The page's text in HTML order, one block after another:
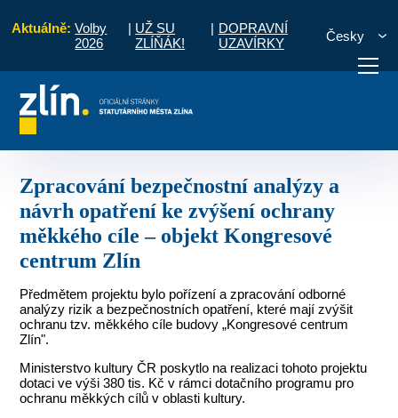
Aktuálně: Volby
2026
| UŽ SU
ZLÍŇÁK!
| DOPRAVNÍ
UZAVÍRKY
Česky
Potřebuji zaplatit
Zpracování bezpečnostní analýzy a
návrh opatření ke zvýšení ochrany
měkkého cíle – objekt Kongresové
centrum Zlín
Předmětem projektu bylo pořízení a zpracování odborné
analýzy rizik a bezpečnostních opatření, které mají zvýšit
ochranu tzv. měkkého cíle budovy „Kongresové centrum
Zlín".
Ministerstvo kultury ČR poskytlo na realizaci tohoto projektu
dotaci ve výši 380 tis. Kč v rámci dotačního programu pro
ochranu měkkých cílů v oblasti kultury.